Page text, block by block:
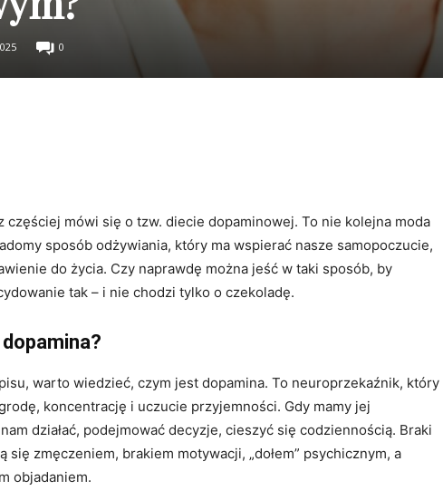
0
częściej mówi się o tzw. diecie dopaminowej. To nie kolejna moda
sposób odżywiania, który ma wspierać nasze samopoczucie,
do życia. Czy naprawdę można jeść w taki sposób, by
tak – i nie chodzi tylko o czekoladę.
warto wiedzieć, czym jest dopamina. To neuroprzekaźnik, który
koncentrację i uczucie przyjemności. Gdy mamy jej
działać, podejmować decyzje, cieszyć się codziennością. Braki
się zmęczeniem, brakiem motywacji, „dołem” psychicznym, a
objadaniem.